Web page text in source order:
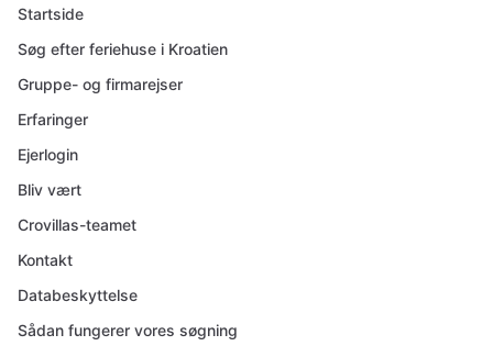
Startside
Søg efter feriehuse i Kroatien
Gruppe- og firmarejser
Erfaringer
Ejerlogin
Bliv vært
Crovillas-teamet
Kontakt
Databeskyttelse
Sådan fungerer vores søgning